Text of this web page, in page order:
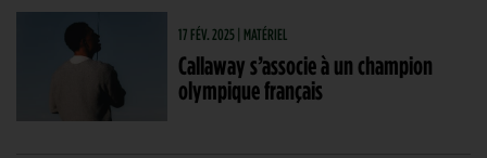
17 FÉV. 2025 | MATÉRIEL
Callaway s’associe à un champion
olympique français